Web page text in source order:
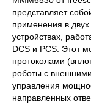
представляет
применения в
устройствах,
DCS и PCS. Этот
протоколами
роботы с
управления
направленных